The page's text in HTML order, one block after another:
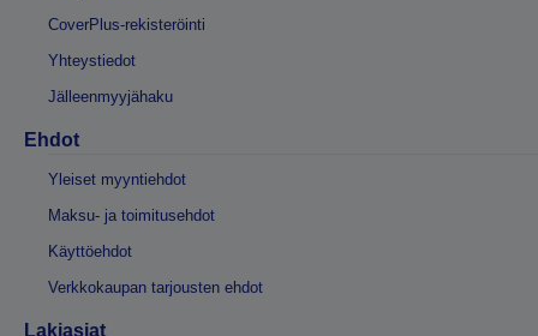
CoverPlus-rekisteröinti
Yhteystiedot
Jälleenmyyjähaku
Ehdot
Yleiset myyntiehdot
Maksu- ja toimitusehdot
Käyttöehdot
Verkkokaupan tarjousten ehdot
Lakiasiat